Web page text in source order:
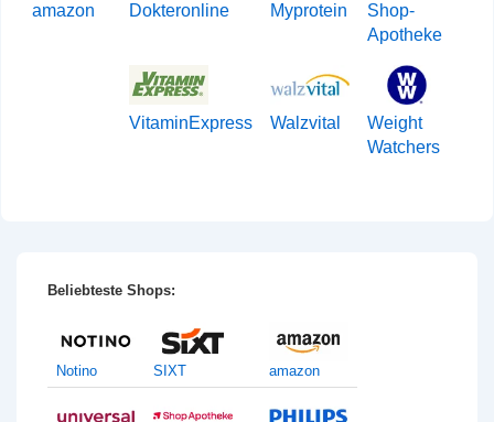
amazon Dokteronline Myprotein
Shop-
Apotheke
VitaminExpress Walzvital
Weight
Watchers
Beliebteste Shops:
Notino SIXT amazon